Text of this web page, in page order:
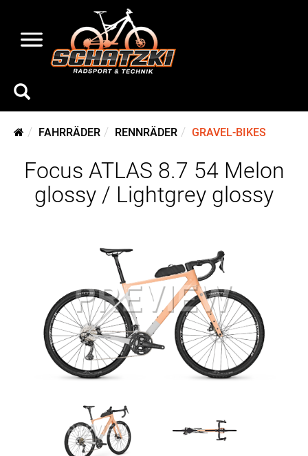
FAHRRÄDER RENNRÄDER GRAVEL-BIKES
Focus ATLAS 8.7 54 Melon
glossy / Lightgrey glossy